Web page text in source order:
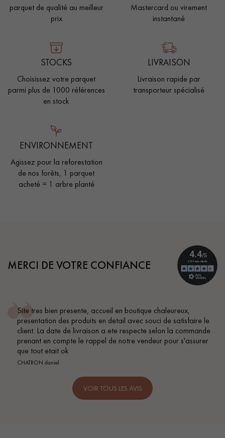
parquet de qualité au meilleur
prix
Mastercard ou virement
instantané
STOCKS
Choisissez votre parquet
parmi plus de 1000 références
en stock
LIVRAISON
Livraison rapide par
transporteur spécialisé
ENVIRONNEMENT
Agissez pour la reforestation
de nos forêts, 1 parquet
acheté = 1 arbre planté
MERCI DE VOTRE CONFIANCE
accueil en boutique chaleureux,
en detail avec souci de satisfaire le
a ete respecte selon la commande
rappel de notre vendeur pour s'assurer
Conseil parfait,
BEILE FRANCK
VOIR TOUS LES AVIS